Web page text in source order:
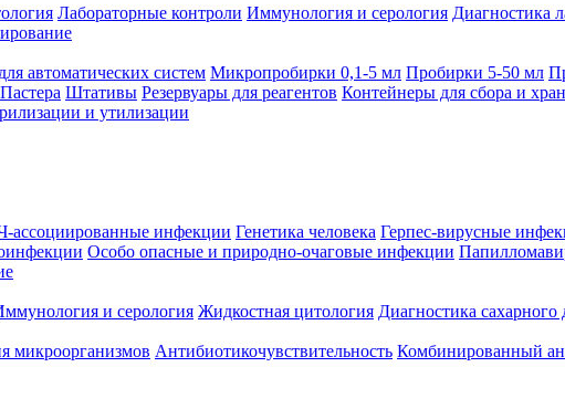
Лабораторные контроли Иммунология и серология Диагностика
автоматических систем Микропробирки 0,1-5 мл Пробирки 5-50 мл
Штативы Резервуары для реагентов Контейнеры для сбора и
и утилизации
инфекции Генетика человека Герпес-вирусные
Особо опасные и природно-очаговые инфекции
и серология Жидкостная цитология Диагностика сахарного
микроорганизмов Антибиотикочувствительность Комбинированный